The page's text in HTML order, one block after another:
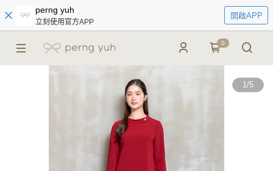
perng yuh
立刻使用官方APP
開啟APP
0
1/5